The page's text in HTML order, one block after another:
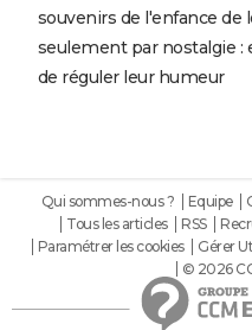
souvenirs de l'enfance de
seulement par nostalgie :
de réguler leur humeur
Qui sommes-nous ? Equipe
Tous les articles
RSS
Paramétrer les cookies
Gérer
© 2026